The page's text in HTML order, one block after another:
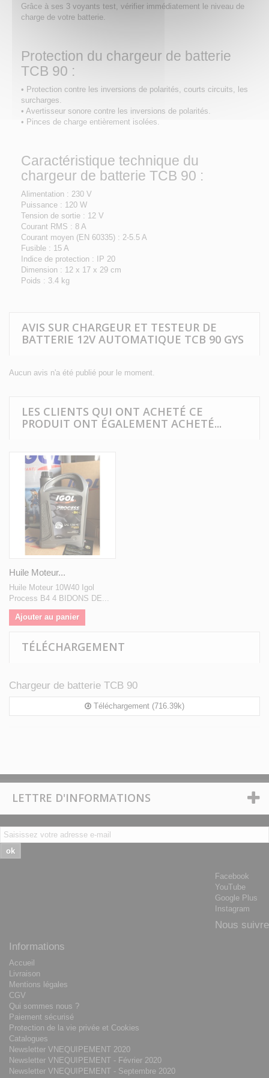
Grâce à ses 3 voyants test, vérifier immédiatement le niveau de
charge de votre batterie.
Protection du chargeur de batterie
TCB 90 :
• Protection contre les inversions de polarités, courts circuits, les
surcharges.
• Avertisseur sonore contre les inversions de polarités.
• Pinces de charge entièrement isolées.
Caractéristique technique du
chargeur de batterie TCB 90 :
Alimentation : 230 V
Puissance : 120 W
Tension de sortie : 12 V
Courant RMS : 8 A
Courant moyen (EN 60335) : 2-5.5 A
Fusible : 15 A
Indice de protection : IP 20
Dimension : 12 x 17 x 29 cm
Poids : 3.4 kg
AVIS SUR CHARGEUR ET TESTEUR DE
BATTERIE 12V AUTOMATIQUE TCB 90 GYS
Aucun avis n'a été publié pour le moment.
LES CLIENTS QUI ONT ACHETÉ CE
PRODUIT ONT ÉGALEMENT ACHETÉ...
Huile Moteur...
Huile Moteur 10W40 Igol
Process B4 4 BIDONS DE...
Ajouter au panier
TÉLÉCHARGEMENT
Chargeur de batterie TCB 90
Téléchargement (716.39k)
LETTRE D'INFORMATIONS
ok
Facebook
YouTube
Google Plus
Instagram
Nous suivre
Informations
Accueil
Livraison
Mentions légales
CGV
Qui sommes nous ?
Paiement sécurisé
Protection de la vie privée et Cookies
Catalogues
Newsletter VNEQUIPEMENT 2020
Newsletter VNEQUIPEMENT - Février 2020
Newsletter VNEQUIPEMENT - Septembre 2020